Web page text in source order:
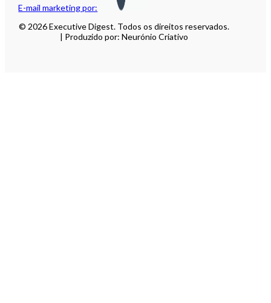
E-mail marketing por:
© 2026 Executive Digest. Todos os direitos reservados.
| Produzido por: Neurónio Criativo